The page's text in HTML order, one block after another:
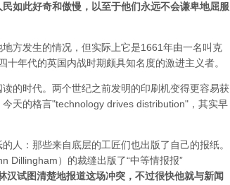
如此好奇和傲慢，以至于他们永远不会谦卑地屈服
方发生的情况，但实际上它是1661年由一名叫克
十年代的英国内战时期颇具知名度的激进主义者。
的时代。两个世纪之前发明的印刷机变得更容易获
天的格言"technology drives dis­tribution"，其实早
人：那些来自底层的工匠们也出版了自己的报纸。
Dillingham）的裁缝出版了“中等情报报”
汉试图清楚地报道这场冲突，不过很快他就与新闻